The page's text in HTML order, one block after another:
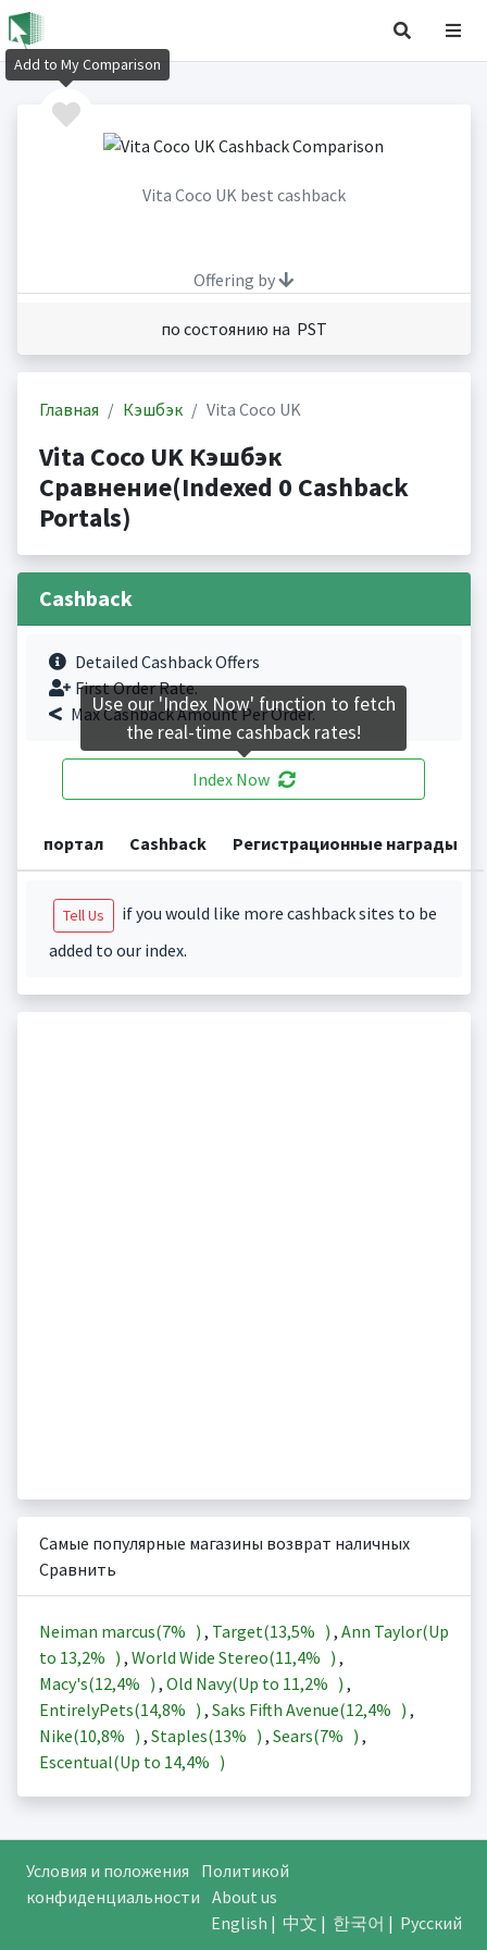
Vita Coco UK best cashback
Offering by
по состоянию на PST
Главная Кэшбэк Vita Coco UK
Vita Coco UK Кэшбэк
Сравнение(Indexed 0 Cashback
Portals)
Cashback
Detailed Cashback Offers
First Order Rate.
Max Cashback Amount Per Order.
Index Now
портал Cashback Регистрационные награды
Tell Us
if you would like more cashback sites to be
added to our index.
Самые популярные магазины возврат наличных
Сравнить
Neiman marcus(7% ) , Target(13,5% ) , Ann Taylor(Up
to 13,2% ) , World Wide Stereo(11,4% ) ,
Macy's(12,4% ) , Old Navy(Up to 11,2% ) ,
EntirelyPets(14,8% ) , Saks Fifth Avenue(12,4% ) ,
Nike(10,8% ) , Staples(13% ) , Sears(7% ) ,
Escentual(Up to 14,4% )
Условия и положения
Политикой
конфиденциальности About us
English | 中文 | 한국어 | Русский
Add to My Comparison
Use our 'Index Now' function to fetch
the real-time cashback rates!